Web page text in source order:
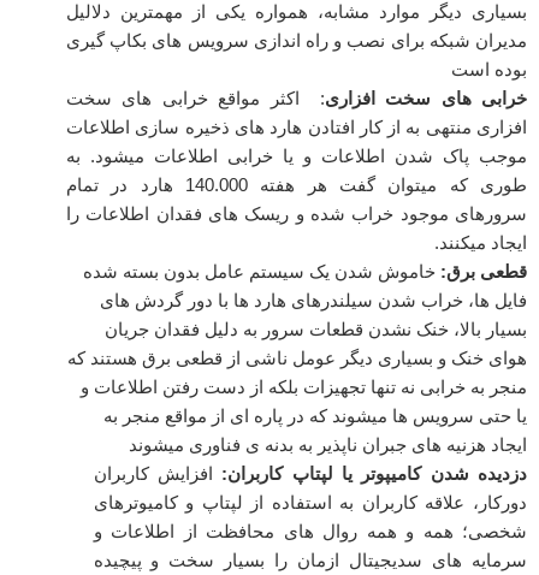
بسیاری دیگر موارد مشابه، همواره یکی از مهمترین دلالیل
مدیران شبکه برای نصب و راه اندازی سرویس های بکاپ گیری
بوده است
خرابی های سخت افزاری: اکثر مواقع خرابی های سخت
افزاری منتهی به از کار افتادن هارد های ذخیره سازی اطلاعات
موجب پاک شدن اطلاعات و یا خرابی اطلاعات میشود. به
طوری که میتوان گفت هر هفته 140.000 هارد در تمام
سرورهای موجود خراب شده و ریسک های فقدان اطلاعات را
ایجاد میکنند.
قطعی برق: خاموش شدن یک سیستم عامل بدون بسته شده
فایل ها، خراب شدن سیلندرهای هارد ها با دور گردش های
بسیار بالا، خنک نشدن قطعات سرور به دلیل فقدان جریان
هوای خنک و بسیاری دیگر عومل ناشی از قطعی برق هستند که
منجر به خرابی نه تنها تجهیزات بلکه از دست رفتن اطلاعات و
یا حتی سرویس ها میشوند که در پاره ای از مواقع منجر به
ایجاد هزنیه های جبران ناپذیر به بدنه ی فناوری میشوند
دزدیده شدن کامیپوتر یا لپتاپ کاربران: افزایش کاربران
دورکار، علاقه کاربران به استفاده از لپتاپ و کامیوترهای
شخصی؛ همه و همه روال های محافظت از اطلاعات و
سرمایه های سدیجیتال ازمان را بسیار سخت و پیچیده